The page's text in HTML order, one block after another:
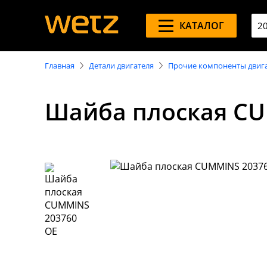
КАТАЛОГ
Главная Детали двигателя Прочие компоненты
Шайба плоская